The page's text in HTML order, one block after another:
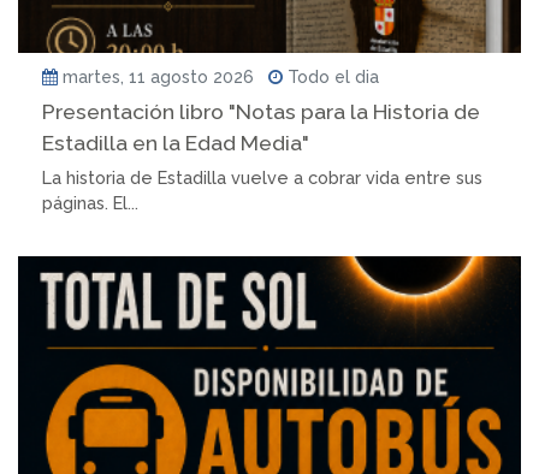
martes, 11 agosto 2026 Todo el dia
Presentación libro "Notas para la Historia de
Estadilla en la Edad Media"
La historia de Estadilla vuelve a cobrar vida entre sus
páginas. El...